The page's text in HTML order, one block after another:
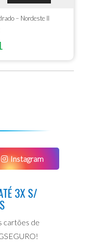
– Nordeste II
Instagram
3X S/
cartões de